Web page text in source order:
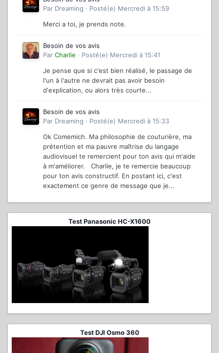
Par Dreaming · Posté(e) Mercredi à 15:59
Merci a toi, je prends note.
Besoin de vos avis
Par Charlie · Posté(e) Mercredi à 15:41
Je pense que si c'est bien réalisé, le passage de
l'un à l'autre ne devrait pas avoir besoin
d'explication, ou alors très courte...
Besoin de vos avis
Par Dreaming · Posté(e) Mercredi à 15:33
Ok Comemich. Ma philosophie de couturière, ma
prétention et ma pauvre maîtrise du langage
audiovisuel te remercient pour ton avis qui m'aide
à m'améliorer. Charlie, je te remercie beaucoup
pour ton avis constructif. En postant ici, c'est
exactement ce genre de message que je...
Test Panasonic HC-X1600
Test DJI Osmo 360